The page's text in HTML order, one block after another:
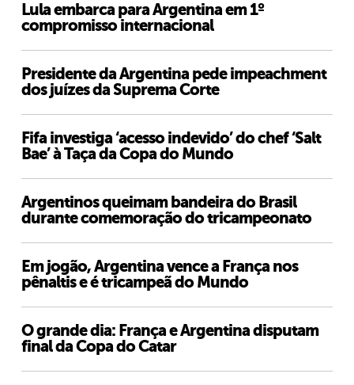
Lula embarca para Argentina em 1º
compromisso internacional
Presidente da Argentina pede impeachment
dos juízes da Suprema Corte
Fifa investiga ‘acesso indevido’ do chef ‘Salt
Bae’ à Taça da Copa do Mundo
Argentinos queimam bandeira do Brasil
durante comemoração do tricampeonato
Em jogão, Argentina vence a França nos
pênaltis e é tricampeã do Mundo
O grande dia: França e Argentina disputam
final da Copa do Catar